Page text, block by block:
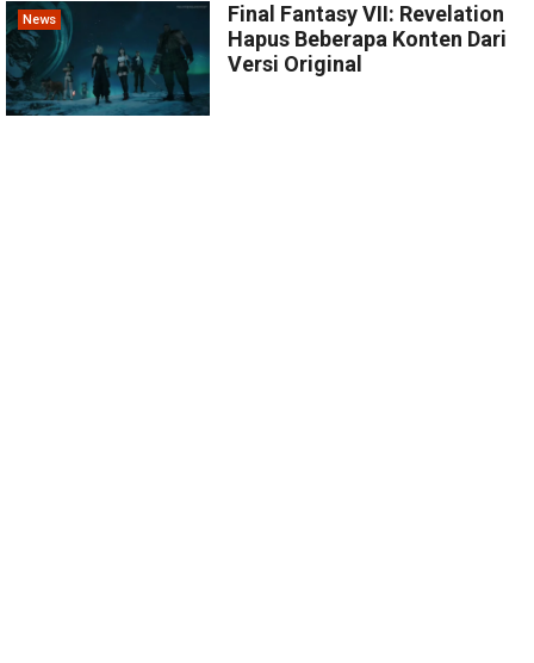
News
Final Fantasy VII: Revelation
Hapus Beberapa Konten Dari
Versi Original